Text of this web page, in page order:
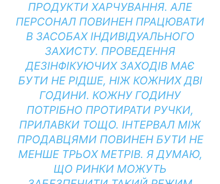
ПРОДУКТИ ХАРЧУВАННЯ. АЛЕ
ПЕРСОНАЛ ПОВИНЕН ПРАЦЮВАТИ
В ЗАСОБАХ ІНДИВІДУАЛЬНОГО
ЗАХИСТУ. ПРОВЕДЕННЯ
ДЕЗІНФІКУЮЧИХ ЗАХОДІВ МАЄ
БУТИ НЕ РІДШЕ, НІЖ КОЖНИХ ДВІ
ГОДИНИ. КОЖНУ ГОДИНУ
ПОТРІБНО ПРОТИРАТИ РУЧКИ,
ПРИЛАВКИ ТОЩО. ІНТЕРВАЛ МІЖ
ПРОДАВЦЯМИ ПОВИНЕН БУТИ НЕ
МЕНШЕ ТРЬОХ МЕТРІВ. Я ДУМАЮ,
ЩО РИНКИ МОЖУТЬ